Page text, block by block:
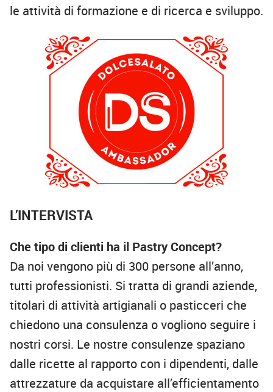
le attività di formazione e di ricerca e sviluppo.
L’INTERVISTA
Che tipo di clienti ha il Pastry Concept?
Da noi vengono più di 300 persone all’anno,
tutti professionisti. Si tratta di grandi aziende,
titolari di attività artigianali o pasticceri che
chiedono una consulenza o vogliono seguire i
nostri corsi. Le nostre consulenze spaziano
dalle ricette al rapporto con i dipendenti, dalle
attrezzature da acquistare all’efficientamento